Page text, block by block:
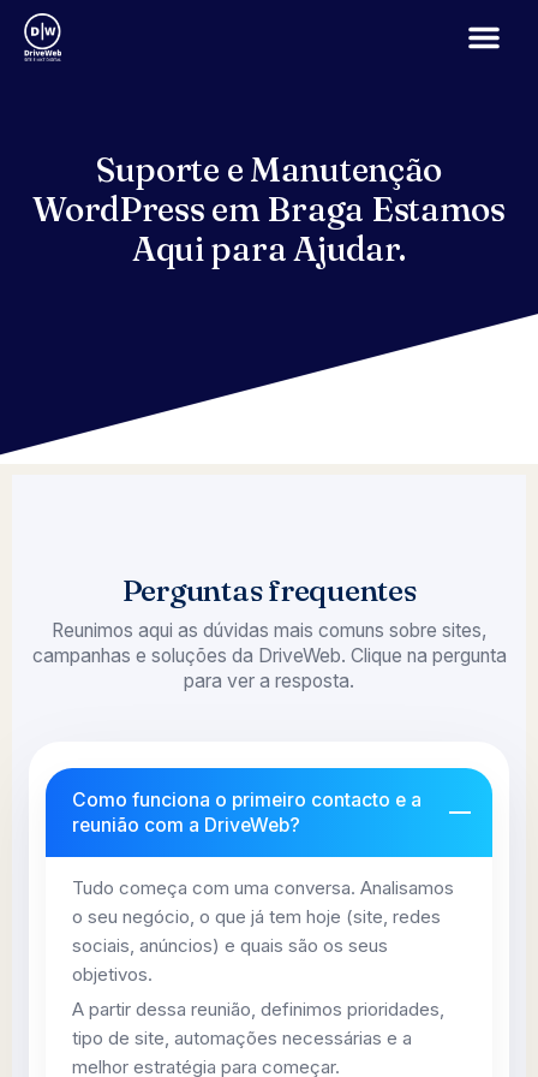
Suporte e Manutenção
WordPress em Braga Estamos
Aqui para Ajudar.
Perguntas frequentes
Reunimos aqui as dúvidas mais comuns sobre sites,
campanhas e soluções da DriveWeb. Clique na pergunta
para ver a resposta.
Como funciona o primeiro contacto e a
reunião com a DriveWeb?
Tudo começa com uma conversa. Analisamos
o seu negócio, o que já tem hoje (site, redes
sociais, anúncios) e quais são os seus
objetivos.
A partir dessa reunião, definimos prioridades,
tipo de site, automações necessárias e a
melhor estratégia para começar.